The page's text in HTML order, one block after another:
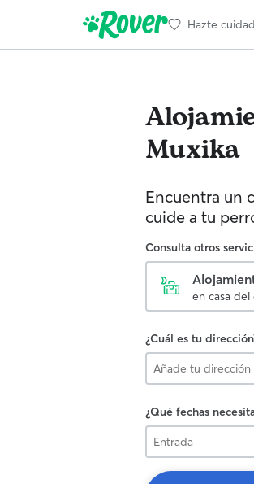
Hazte
Muxika
Encuentra un
cuide a tu
Consulta otros
en casa
¿Cuál es tu
¿Qué fechas
Entrada